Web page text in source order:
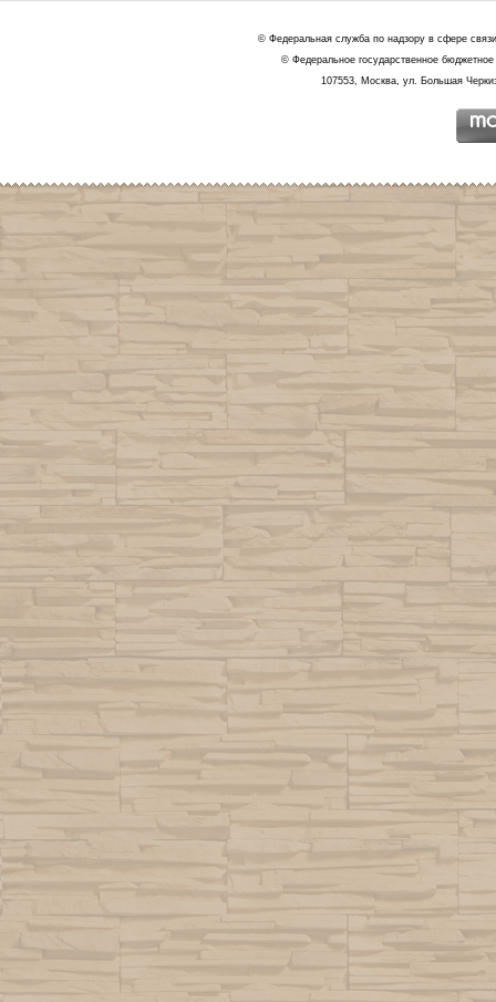
© Федеральная служба по надзору в сфере
© Федеральное государственное
107553, Москва, ул. Большая